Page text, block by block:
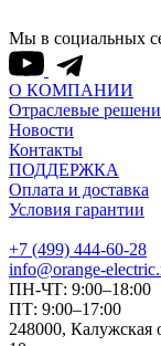
Мы в социальных
О КОМПАНИИ
Отраслевые
Новости
Контакты
ПОДДЕРЖКА
Оплата и доставка
Условия гарантии
+7 (499) 444-60-28
info@orange-
ПН-ЧТ: 9:00–18:00
ПТ: 9:00–17:00
248000, Калужская